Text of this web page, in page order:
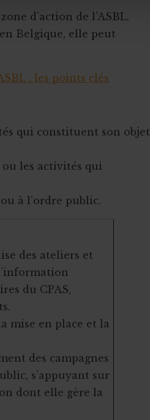
d’action de l’ASBL.
Belgique, elle peut
: les points clés
qui constituent son objet
ou les activités qui
à l’ordre public.
des ateliers et
du CPAS,
mise en place et la
des campagnes
s’appuyant sur
dont elle gère la